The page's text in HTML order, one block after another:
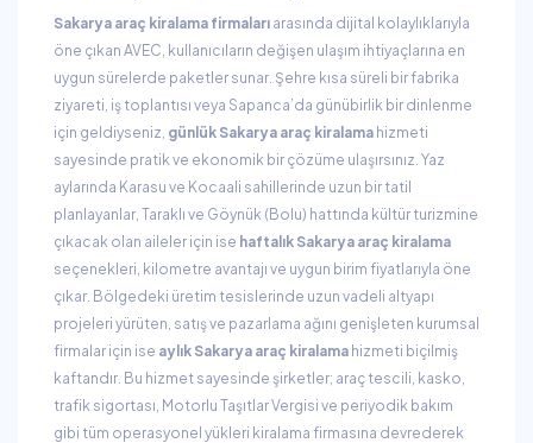
Sakarya araç kiralama firmaları arasında dijital kolaylıklarıyla
öne çıkan AVEC, kullanıcıların değişen ulaşım ihtiyaçlarına en
uygun sürelerde paketler sunar. Şehre kısa süreli bir fabrika
ziyareti, iş toplantısı veya Sapanca’da günübirlik bir dinlenme
için geldiyseniz, günlük Sakarya araç kiralama hizmeti
sayesinde pratik ve ekonomik bir çözüme ulaşırsınız. Yaz
aylarında Karasu ve Kocaali sahillerinde uzun bir tatil
planlayanlar, Taraklı ve Göynük (Bolu) hattında kültür turizmine
çıkacak olan aileler için ise haftalık Sakarya araç kiralama
seçenekleri, kilometre avantajı ve uygun birim fiyatlarıyla öne
çıkar. Bölgedeki üretim tesislerinde uzun vadeli altyapı
projeleri yürüten, satış ve pazarlama ağını genişleten kurumsal
firmalar için ise aylık Sakarya araç kiralama hizmeti biçilmiş
kaftandır. Bu hizmet sayesinde şirketler; araç tescili, kasko,
trafik sigortası, Motorlu Taşıtlar Vergisi ve periyodik bakım
gibi tüm operasyonel yükleri kiralama firmasına devrederek